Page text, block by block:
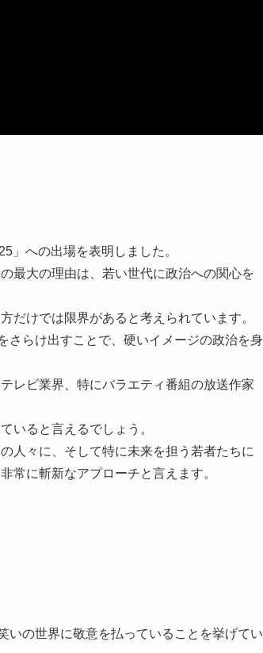
」への出場を表明しました。
最大の理由は、若い世代に政治への関心を
だけでは限界があると考えられています。
さらけ出すことで、硬いイメージの政治を身
レビ業界、特にバラエティ番組の放送作家
いると言えるでしょう。
人々に、そして特に未来を担う若者たちに
常に斬新なアプローチと言えます。
いの世界に敬意を払っていることを挙げてい